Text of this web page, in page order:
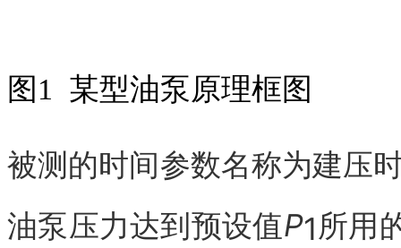
图1 某型油泵原理框图
被测的时间参数名称为建压
油泵压力达到预设值P1所用